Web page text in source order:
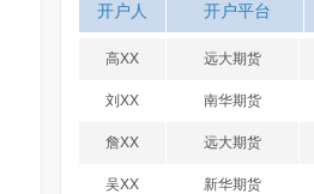
开户人 开户平台
高XX 远大期货
刘XX 南华期货
詹XX 远大期货
吴XX 新华期货